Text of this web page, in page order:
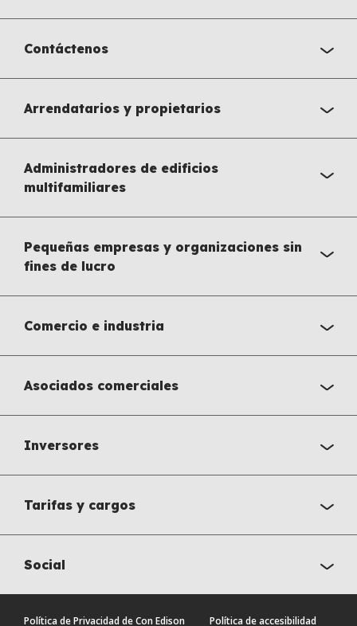
Contáctenos
Arrendatarios y propietarios
Administradores de edificios
multifamiliares
Pequeñas empresas y organizaciones sin
fines de lucro
Comercio e industria
Asociados comerciales
Inversores
Tarifas y cargos
Social
Política de Privacidad de Con Edison Política de accesibilidad